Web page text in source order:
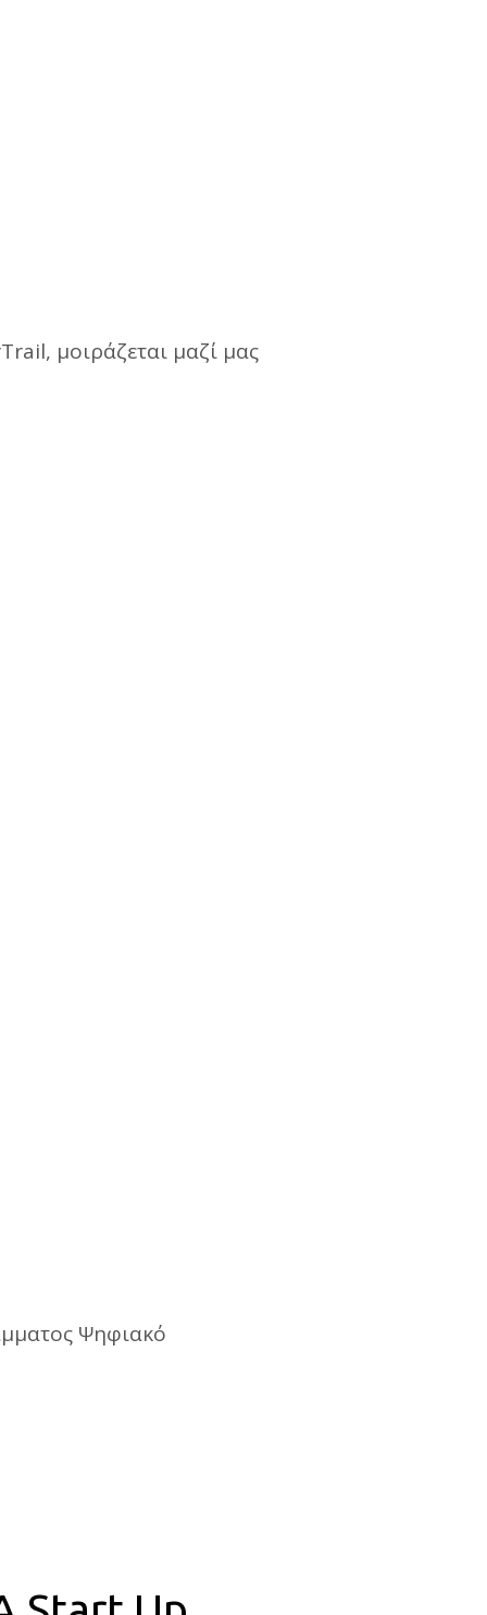
μοιράζεται μαζί μας
Ψηφιακό